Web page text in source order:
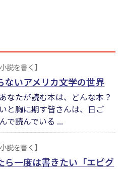
小説を書く】
ないアメリカ文学の世界
なたが読む本は、どんな本？
と胸に期す皆さんは、日ご
で読んでいる ...
小説を書く】
ら一度は書きたい「エピグ